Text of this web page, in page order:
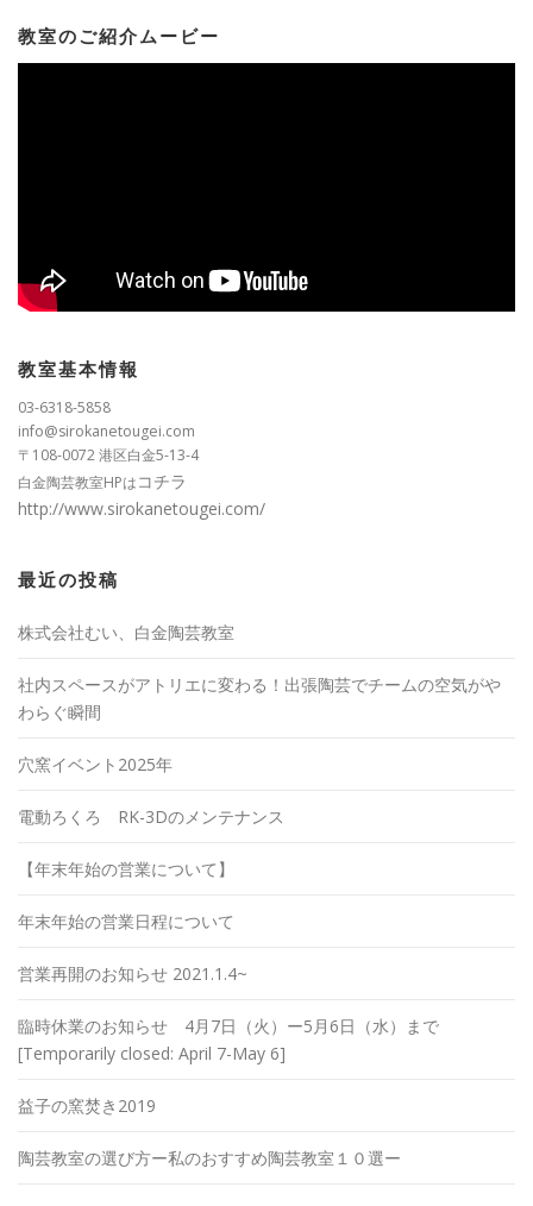
教室のご紹介ムービー
教室基本情報
03-6318-5858
info@sirokanetougei.com
〒108-0072 港区白金5-13-4
白金陶芸教室HPはコチラ
http://www.sirokanetougei.com/
最近の投稿
株式会社むい、白金陶芸教室
社内スペースがアトリエに変わる！出張陶芸でチームの空気がや
わらぐ瞬間
穴窯イベント2025年
電動ろくろ RK-3Dのメンテナンス
【年末年始の営業について】
年末年始の営業日程について
営業再開のお知らせ 2021.1.4~
臨時休業のお知らせ 4月7日（火）ー5月6日（水）まで
[Temporarily closed: April 7-May 6]
益子の窯焚き2019
陶芸教室の選び方ー私のおすすめ陶芸教室１０選ー